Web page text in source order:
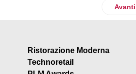
a Mestre Avanti
Ristorazione Moderna
Technoretail